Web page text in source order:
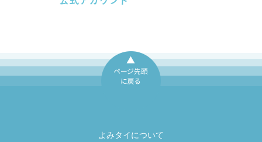
よみタイについて